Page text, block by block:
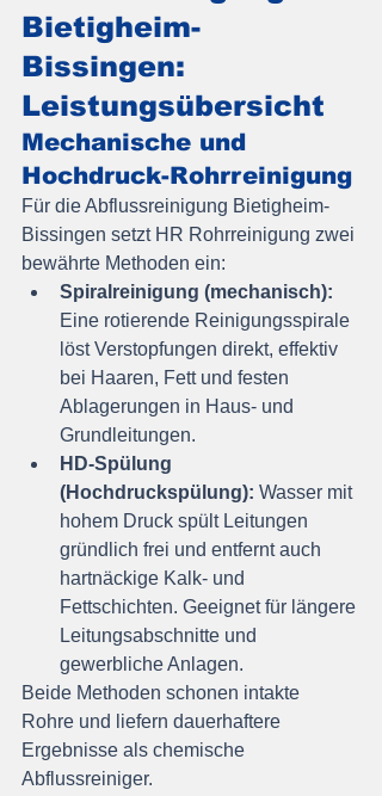
Bietigheim-
Bissingen:
Leistungsübersicht
Mechanische und
Hochdruck-Rohrreinigung
Für die Abflussreinigung Bietigheim-
Bissingen setzt HR Rohrreinigung zwei
bewährte Methoden ein:
Spiralreinigung (mechanisch):
Eine rotierende Reinigungsspirale
löst Verstopfungen direkt, effektiv
bei Haaren, Fett und festen
Ablagerungen in Haus- und
Grundleitungen.
HD-Spülung
(Hochdruckspülung): Wasser mit
hohem Druck spült Leitungen
gründlich frei und entfernt auch
hartnäckige Kalk- und
Fettschichten. Geeignet für längere
Leitungsabschnitte und
gewerbliche Anlagen.
Beide Methoden schonen intakte
Rohre und liefern dauerhaftere
Ergebnisse als chemische
Abflussreiniger.